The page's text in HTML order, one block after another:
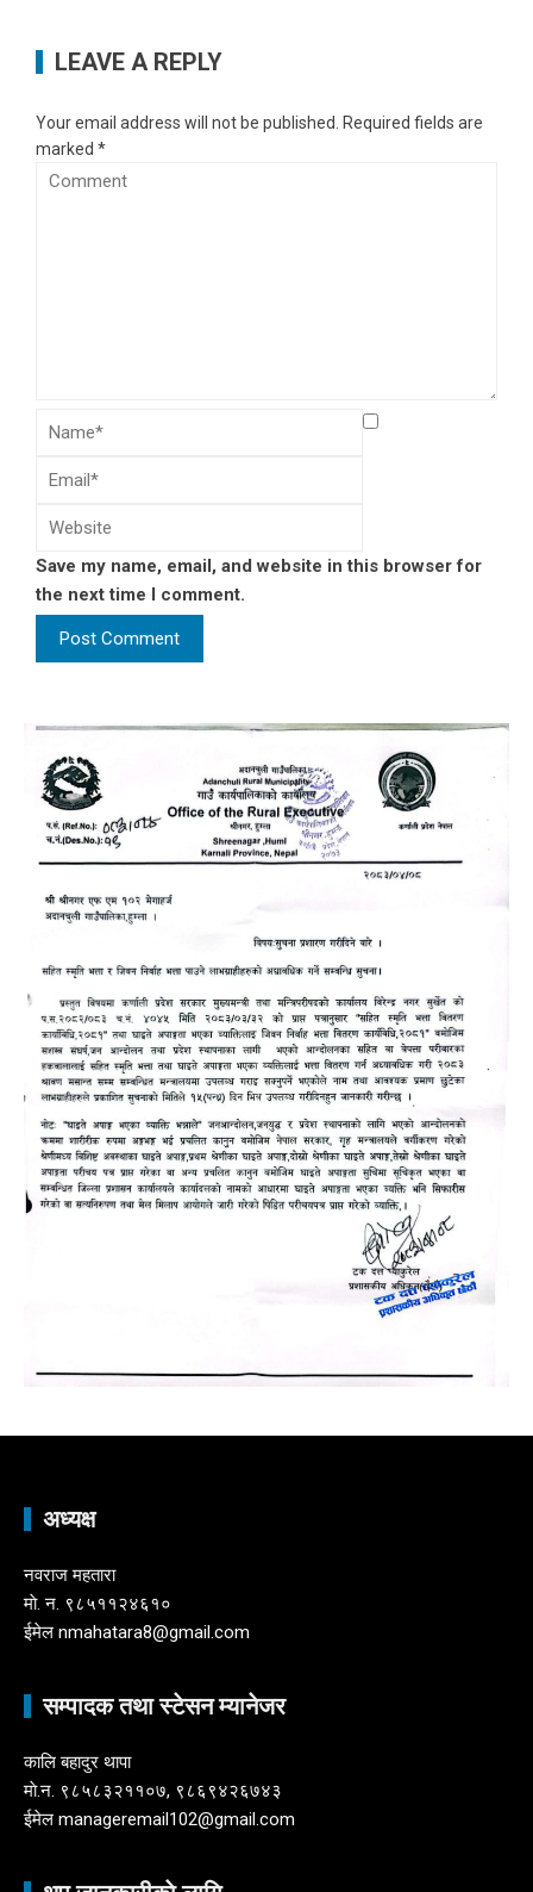
LEAVE A REPLY
Your email address will not be published.
Required fields are
marked *
Save my name, email, and website in this browser for
the next time I comment.
अध्यक्ष
नवराज महतारा
माे. न. ९८५११२४६१०
ईमेल nmahatara8@gmail.com
सम्पादक तथा स्टेसन म्यानेजर
कालि बहादुर थापा
माे.न. ९८५८३२११०७, ९८६९४२६७४३
ईमेल manageremail102@gmail.com